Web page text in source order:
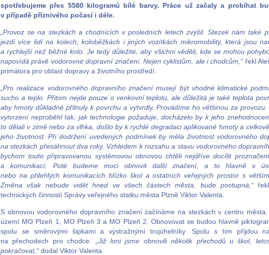
spotřebujeme přes 5580 kilogramů bílé barvy. Práce už začaly a probíhat
v případě příznivého počasí i déle.
„Provoz se na stezkách a chodnících v posledních letech zvýšil. Stezek nám také
jezdí více lidí na kolech, koloběžkách i jiných vozítkách mikromobility, která jsou
a rychlejší než běžné kolo. Je tedy důležité, aby všichni věděli, kde se mohou
napovídá právě vodorovné dopravní značení. Nejen cyklistům, ale i chodcům,“ řekl
primátora pro oblast dopravy a životního prostředí.
„Pro realizace vodorovného dopravního značení musejí být vhodné klimatické
sucho a teplo. Přitom nejde pouze o venkovní teplotu, ale důležitá je také teplota
aby hmoty důkladně přilnuly k povrchu a vytvrdly. Provádíme ho většinou za
vytvrzení neproběhl tak, jak technologie požaduje, docházelo by k jeho
to dělali v zimě nebo za vlhka, došlo by k rychlé degradaci aplikované hmoty a
jeho životnost. Při dodržení uvedených podmínek by měla životnost vodorovného
na stezkách přesáhnout dva roky. Vzhledem k rozsahu a stavu vodorovného
bychom touto připravovanou systémovou obnovou chtěli nejdříve docílit
a komunikací. Poté budeme moci obnovit další značení, a to hlavně v
nebo na přilehlých komunikacích blízko škol a ostatních veřejných prostor s
Změna však nebude vidět hned ve všech částech města, bude postupná,“
technických činností Správy veřejného statku města Plzně Viktor Valenta.
S obnovou vodorovného dopravního značení začínáme na stezkách v centru
území MO Plzeň 1, MO Plzeň 3 a MO Plzeň 2. Obnovovat se budou hlavně
spolu se směrovými šipkami a výstražnými trojúhelníky. Spolu s tím přijdou
na přechodech pro chodce.
„Již loni jsme obnovili několik přechodů u škol,
pokračovat,“ dodal Viktor Valenta.